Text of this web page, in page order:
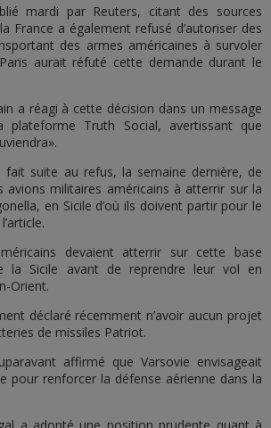
mardi par Reuters, citant des sources
France a également refusé d’autoriser des
des armes américaines à survoler
aurait réfuté cette demande durant le
a réagi à cette décision dans un message
plateforme Truth Social, avertissant que
fait suite au refus, la semaine dernière, de
avions militaires américains à atterrir sur la
en Sicile d’où ils doivent partir pour le
devaient atterrir sur cette base
la Sicile avant de reprendre leur vol en
Orient.
déclaré récemment n’avoir aucun projet
de missiles Patriot.
affirmé que Varsovie envisageait
pour renforcer la défense aérienne dans la